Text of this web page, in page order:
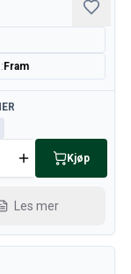
: Fram
Kjøp
Les mer